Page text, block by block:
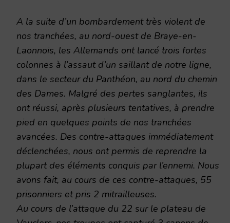
A la suite d’un bombardement très violent de
nos tranchées, au nord-ouest de Braye-en-
Laonnois, les Allemands ont lancé trois fortes
colonnes à l’assaut d’un saillant de notre ligne,
dans le secteur du Panthéon, au nord du chemin
des Dames. Malgré des pertes sanglantes, ils
ont réussi, après plusieurs tentatives, à prendre
pied en quelques points de nos tranchées
avancées. Des contre-attaques immédiatement
déclenchées, nous ont permis de reprendre la
plupart des éléments conquis par l’ennemi. Nous
avons fait, au cours de ces contre-attaques, 55
prisonniers et pris 2 mitrailleuses.
Au cours de l’attaque du 22 sur le plateau de